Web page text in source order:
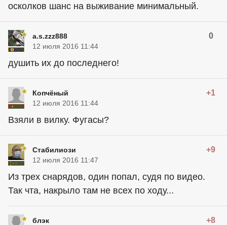
осколков шанс на выживание минимальный.
a.s.zzz888 0
12 июля 2016 11:44
душить их до последнего!
Копчёный +1
12 июля 2016 11:44
Взяли в вилку. Фугасы?
Стабилиози +9
12 июля 2016 11:47
Из трех снарядов, один попал, судя по видео.
Так чта, накрыло там не всех по ходу...
блэк +8